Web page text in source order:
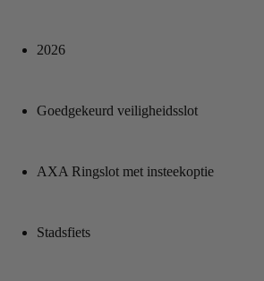
2026
Goedgekeurd veiligheidsslot
AXA Ringslot met insteekoptie
Stadsfiets